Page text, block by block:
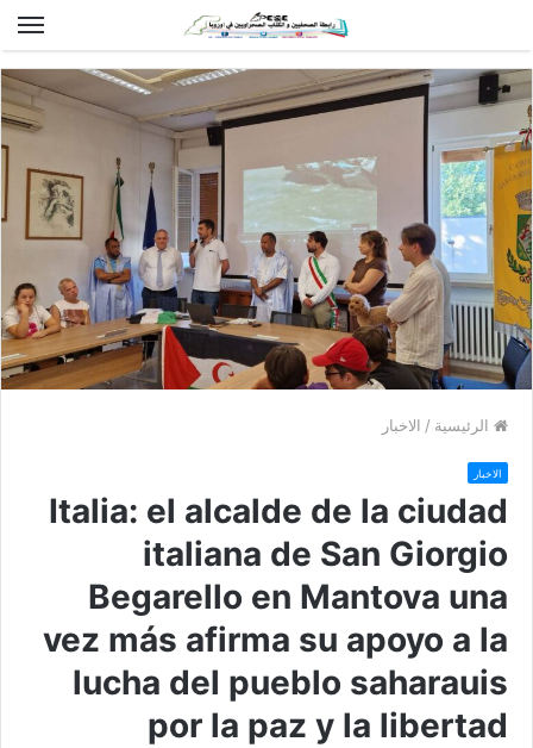
الرئيسية / الاخبار
الاخبار
Italia: el alcalde de la ciudad
italiana de San Giorgio
Begarello en Mantova una
vez más afirma su apoyo a la
lucha del pueblo saharauis
por la paz y la libertad